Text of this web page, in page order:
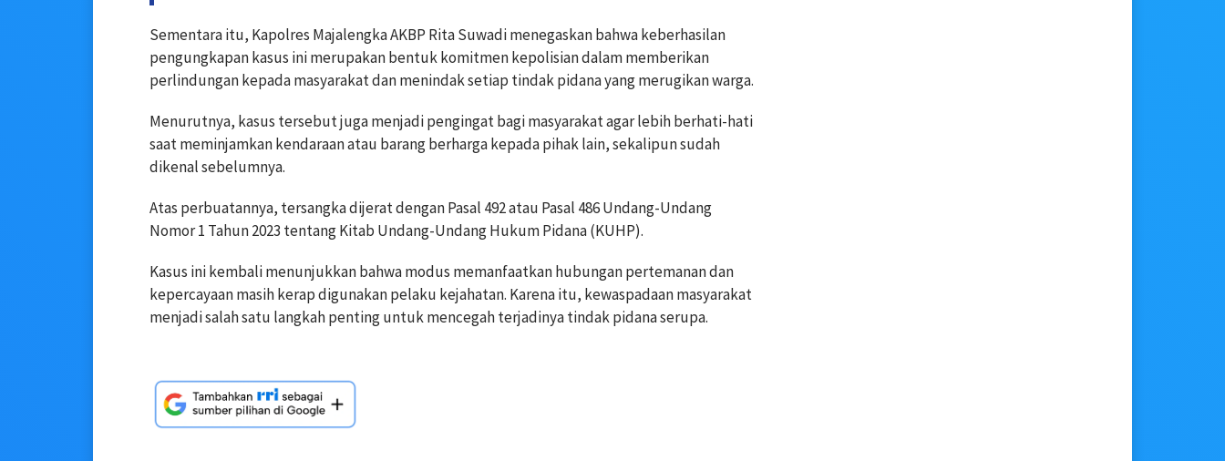
Sementara itu, Kapolres Majalengka AKBP Rita Suwadi menegaskan bahwa keberhasilan
pengungkapan kasus ini merupakan bentuk komitmen kepolisian dalam memberikan
perlindungan kepada masyarakat dan menindak setiap tindak pidana yang merugikan warga.
Menurutnya, kasus tersebut juga menjadi pengingat bagi masyarakat agar lebih berhati-hati
saat meminjamkan kendaraan atau barang berharga kepada pihak lain, sekalipun sudah
dikenal sebelumnya.
Atas perbuatannya, tersangka dijerat dengan Pasal 492 atau Pasal 486 Undang-Undang
Nomor 1 Tahun 2023 tentang Kitab Undang-Undang Hukum Pidana (KUHP).
Kasus ini kembali menunjukkan bahwa modus memanfaatkan hubungan pertemanan dan
kepercayaan masih kerap digunakan pelaku kejahatan. Karena itu, kewaspadaan masyarakat
menjadi salah satu langkah penting untuk mencegah terjadinya tindak pidana serupa.